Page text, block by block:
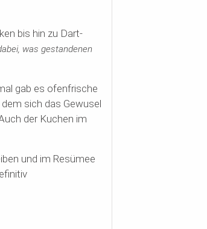
bis hin zu Dart-
was gestandenen
gab es ofenfrische
sich das Gewusel
der Kuchen im
und im Resümee